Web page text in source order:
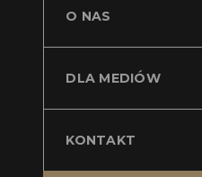
O NAS
DLA MEDIÓW
KONTAKT